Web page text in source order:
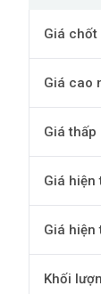
Giá chốt
Giá cao
Giá thấp
Giá hiện
Giá hiện
Khối